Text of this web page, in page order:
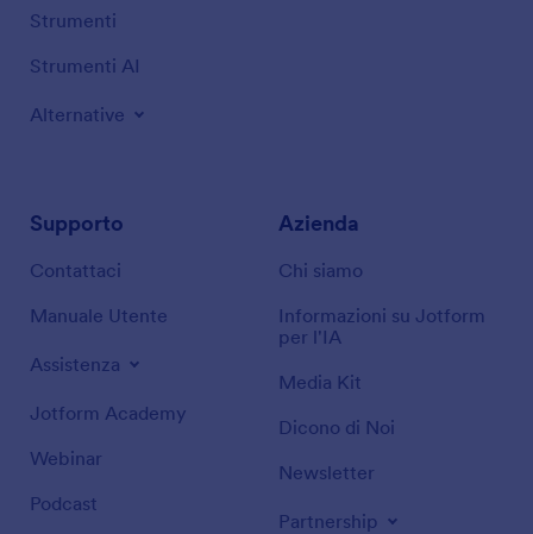
Strumenti
Strumenti AI
Alternative
Supporto
Contattaci
Manuale Utente
Assistenza
Jotform Academy
Webinar
Podcast
Azienda
Chi siamo
Informazioni su Jotform
per l'IA
Media Kit
Dicono di Noi
Newsletter
Partnership